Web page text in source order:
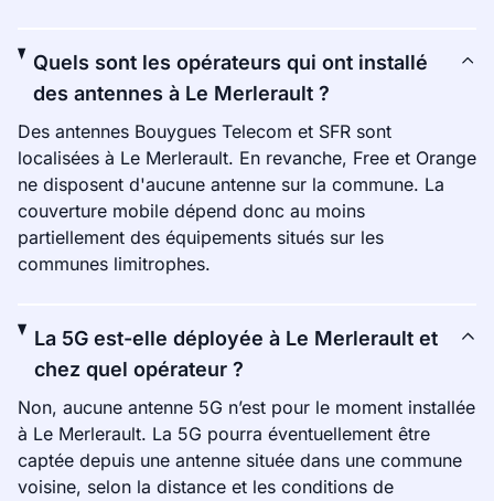
Quels sont les opérateurs qui ont installé
des antennes à Le Merlerault ?
Des antennes Bouygues Telecom et SFR sont
localisées à Le Merlerault. En revanche, Free et Orange
ne disposent d'aucune antenne sur la commune. La
couverture mobile dépend donc au moins
partiellement des équipements situés sur les
communes limitrophes.
La 5G est-elle déployée à Le Merlerault et
chez quel opérateur ?
Non, aucune antenne 5G n’est pour le moment installée
à Le Merlerault. La 5G pourra éventuellement être
captée depuis une antenne située dans une commune
voisine, selon la distance et les conditions de